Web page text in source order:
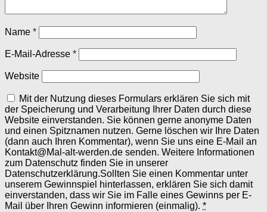
Name *
E-Mail-Adresse *
Website
Mit der Nutzung dieses Formulars erklären Sie sich mit
der Speicherung und Verarbeitung Ihrer Daten durch diese
Website einverstanden. Sie können gerne anonyme Daten
und einen Spitznamen nutzen. Gerne löschen wir Ihre Daten
(dann auch Ihren Kommentar), wenn Sie uns eine E-Mail an
Kontakt@Mal-alt-werden.de senden. Weitere Informationen
zum Datenschutz finden Sie in unserer
Datenschutzerklärung.Sollten Sie einen Kommentar unter
unserem Gewinnspiel hinterlassen, erklären Sie sich damit
einverstanden, dass wir Sie im Falle eines Gewinns per E-
Mail über Ihren Gewinn informieren (einmalig). *